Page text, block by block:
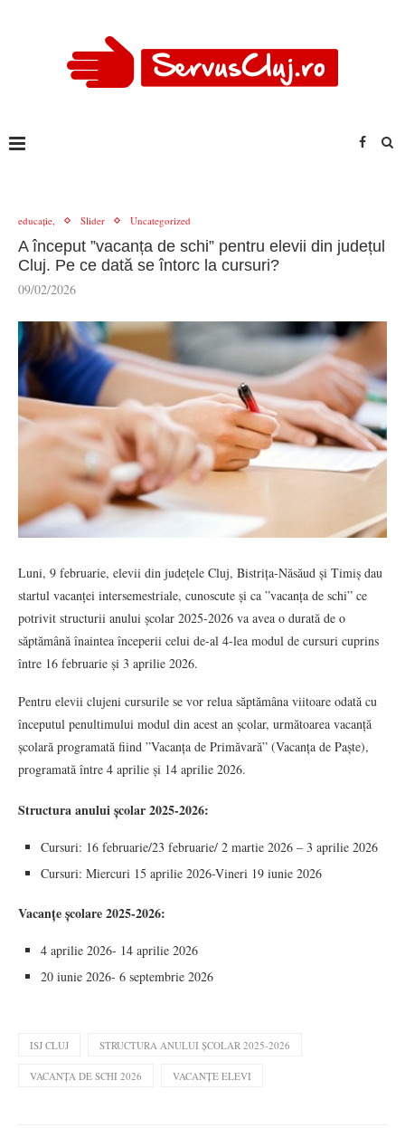
educație, Slider Uncategorized
A început ”vacanța de schi” pentru elevii din județul
Cluj. Pe ce dată se întorc la cursuri?
09/02/2026
Luni, 9 februarie, elevii din județele Cluj, Bistrița-Năsăud și Timiș dau
startul vacanței intersemestriale, cunoscute și ca ”vacanța de schi” ce
potrivit structurii anului școlar 2025-2026 va avea o durată de o
săptămână înaintea începerii celui de-al 4-lea modul de cursuri cuprins
între 16 februarie și 3 aprilie 2026.
Pentru elevii clujeni cursurile se vor relua săptămâna viitoare odată cu
începutul penultimului modul din acest an școlar, următoarea vacanță
școlară programată fiind ”Vacanța de Primăvară” (Vacanța de Paște),
programată între 4 aprilie și 14 aprilie 2026.
Structura anului școlar 2025-2026:
Cursuri: 16 februarie/23 februarie/ 2 martie 2026 – 3 aprilie 2026
Cursuri: Miercuri 15 aprilie 2026-Vineri 19 iunie 2026
Vacanțe școlare 2025-2026:
4 aprilie 2026- 14 aprilie 2026
20 iunie 2026- 6 septembrie 2026
ISJ CLUJ STRUCTURA ANULUI ȘCOLAR 2025-2026
VACANȚA DE SCHI 2026 VACANȚE ELEVI